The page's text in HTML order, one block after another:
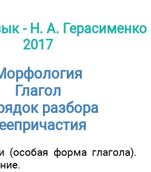
- Н. А. Герасименко
2017
Глагол
разбора
(особая форма глагола).